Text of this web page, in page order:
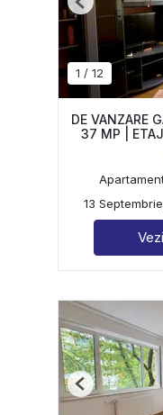
1 / 12
Previous
DE VANZARE
37 MP |
13
Previous